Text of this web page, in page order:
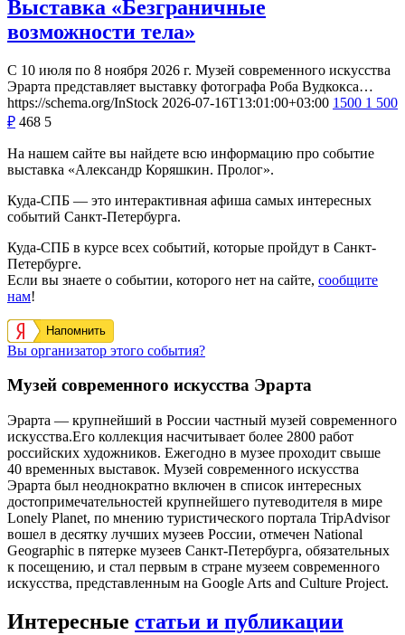
Выставка «Безграничные
возможности тела»
С 10 июля по 8 ноября 2026 г. Музей современного искусства
Эрарта представляет выставку фотографа Роба Вудкокса…
https://schema.org/InStock 2026-07-16T13:01:00+03:00 1500 1 500
₽ 468 5
На нашем сайте вы найдете всю информацию про событие
выставка «Александр Коряшкин. Пролог».
Куда-СПБ — это интерактивная афиша самых интересных
событий Санкт-Петербурга.
Куда-СПБ в курсе всех событий, которые пройдут в Санкт-
Петербурге.
Если вы знаете о событии, которого нет на сайте, сообщите
нам!
Напомнить
Вы организатор этого события?
Музей современного искусства Эрарта
Эрарта — крупнейший в России частный музей современного
искусства.Его коллекция насчитывает более 2800 работ
российских художников. Ежегодно в музее проходит свыше
40 временных выставок. Музей современного искусства
Эрарта был неоднократно включен в список интересных
достопримечательностей крупнейшего путеводителя в мире
Lonely Planet, по мнению туристического портала TripAdvisor
вошел в десятку лучших музеев России, отмечен National
Geographic в пятерке музеев Санкт-Петербурга, обязательных
к посещению, и стал первым в стране музеем современного
искусства, представленным на Google Arts and Culture Project.
Интересные статьи и публикации